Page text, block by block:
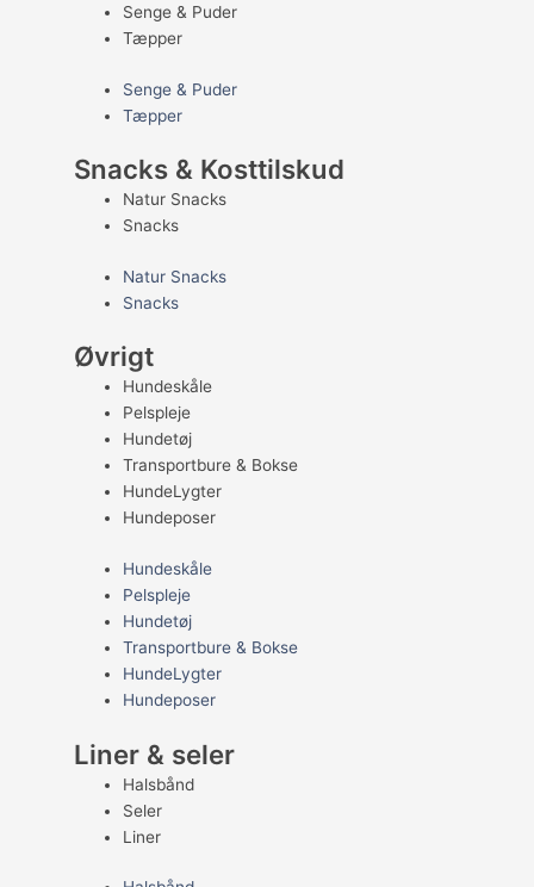
Senge & Puder
Tæpper
Senge & Puder
Tæpper
Snacks & Kosttilskud
Natur Snacks
Snacks
Natur Snacks
Snacks
Øvrigt
Hundeskåle
Pelspleje
Hundetøj
Transportbure & Bokse
HundeLygter
Hundeposer
Hundeskåle
Pelspleje
Hundetøj
Transportbure & Bokse
HundeLygter
Hundeposer
Liner & seler
Halsbånd
Seler
Liner